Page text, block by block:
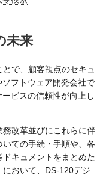
未来
で、顧客視点のセキュ
フトウェア開発会社で
ビスの信頼性が向上し
改革並びにこれらに伴
ての手続・手順や、各
キュメントをまとめた
において、DS-120デジ